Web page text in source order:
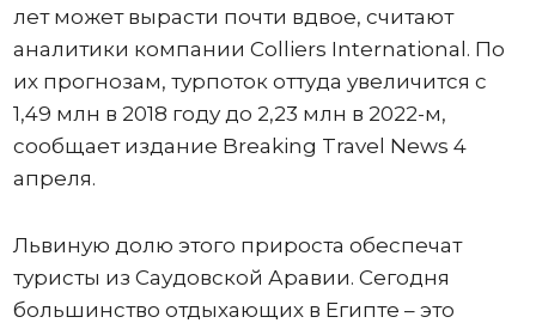
лет может вырасти почти вдвое, считают
аналитики компании Colliers International. По
их прогнозам, турпоток оттуда увеличится с
1,49 млн в 2018 году до 2,23 млн в 2022-м,
сообщает издание Breaking Travel News 4
апреля.
Львиную долю этого прироста обеспечат
туристы из Саудовской Аравии. Сегодня
большинство отдыхающих в Египте – это